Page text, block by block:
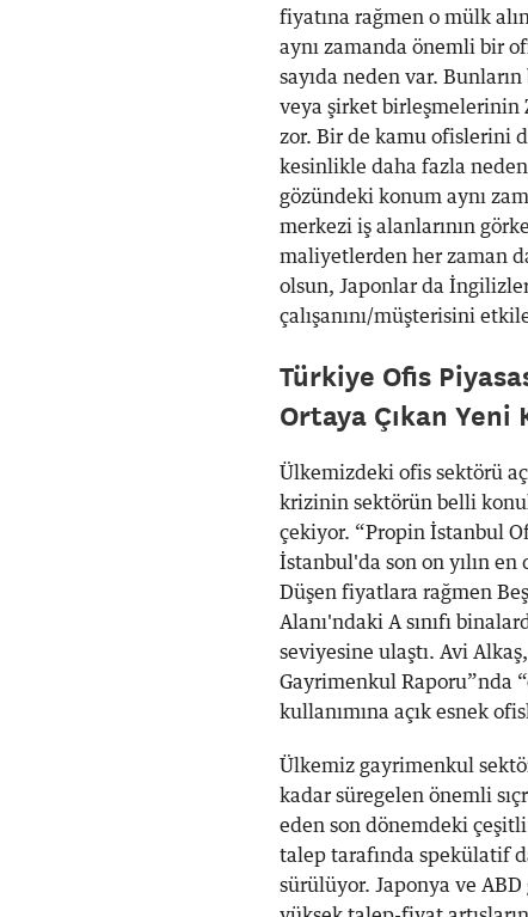
fiyatına rağmen o mülk
aynı zamanda önemli bir
sayıda neden var.
veya şirket birleşmelerinin
zor. Bir de kamu ofislerini
kesinlikle daha fazla
gözündeki konum aynı
merkezi iş alanlarının
maliyetlerden her zaman
olsun, Japonlar da
çalışanını/müşterisini
Türkiye Ofis
Ortaya Çıkan Yeni
Ülkemizdeki ofis sektörü
krizinin sektörün belli
çekiyor. “Propin İstanbul
İstanbul'da son on yılın
Düşen fiyatlara rağmen
Alanı'ndaki A sınıfı
seviyesine ulaştı. Avi
Gayrimenkul Raporu”nda
kullanımına açık esnek
Ülkemiz gayrimenkul
kadar süregelen önemli
eden son dönemdeki
talep tarafında spekülatif
sürülüyor. Japonya ve